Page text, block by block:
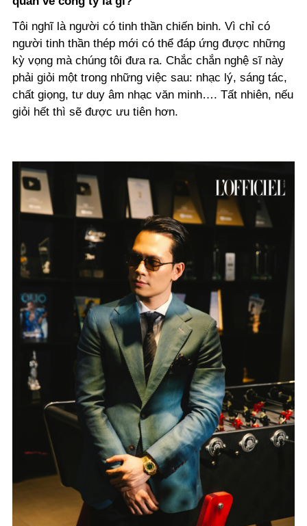
Tôi nghĩ là người có tinh thần chiến binh. Vì chỉ có
người tinh thần thép mới có thể đáp ứng được những
kỳ vọng mà chúng tôi đưa ra. Chắc chắn nghệ sĩ này
phải giỏi một trong những việc sau: nhạc lý, sáng tác,
chất giọng, tư duy âm nhạc văn minh…. Tất nhiên, nếu
giỏi hết thì sẽ được ưu tiên hơn.